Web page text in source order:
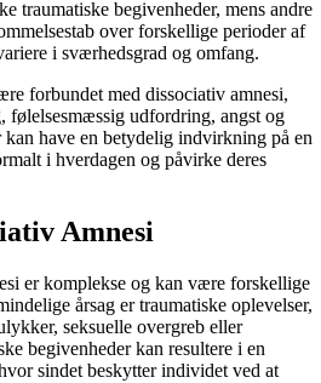
traumatiske begivenheder, mens andre
over forskellige perioder af
i sværhedsgrad og omfang.
forbundet med dissociativ amnesi,
udfordring, angst og
kan have en betydelig indvirkning på en
i hverdagen og påvirke deres
Amnesi
er komplekse og kan være forskellige
årsag er traumatiske oplevelser,
seksuelle overgreb eller
begivenheder kan resultere i en
sindet beskytter individet ved at